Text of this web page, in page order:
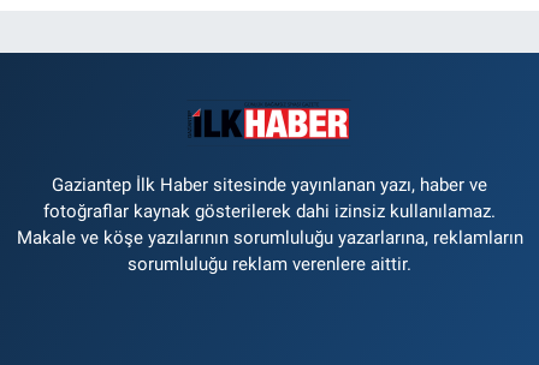
Gaziantep İlk Haber sitesinde yayınlanan yazı, haber ve
fotoğraflar kaynak gösterilerek dahi izinsiz kullanılamaz.
Makale ve köşe yazılarının sorumluluğu yazarlarına, reklamların
sorumluluğu reklam verenlere aittir.